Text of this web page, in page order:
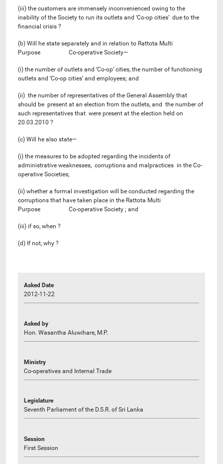
(iii) the customers are immensely inconvenienced owing to the
inability of the Society to run its outlets and ‘Co-op cities’ due to the
financial crisis ?
(b) Will he state separately and in relation to Rattota Multi
Purpose Co-operative Society—
(i) the number of outlets and ‘Co-op’ cities, the number of functioning
outlets and ‘Co-op cities’ and employees; and
(ii) the number of representatives of the General Assembly that
should be present at an election from the outlets, and the number of
such representatives that were present at the election held on
20.03.2010 ?
(c) Will he also state—
(i) the measures to be adopted regarding the incidents of
administrative weaknesses, corruptions and malpractices in the Co-
operative Societies;
(ii) whether a formal investigation will be conducted regarding the
corruptions that have taken place in the Rattota Multi
Purpose Co-operative Society ; and
(iii) if so, when ?
(d) If not, why ?
Asked Date
2012-11-22
Asked by
Hon. Wasantha Aluwihare, M.P.
Ministry
Co-operatives and Internal Trade
Legislature
Seventh Parliament of the D.S.R. of Sri Lanka
Session
First Session